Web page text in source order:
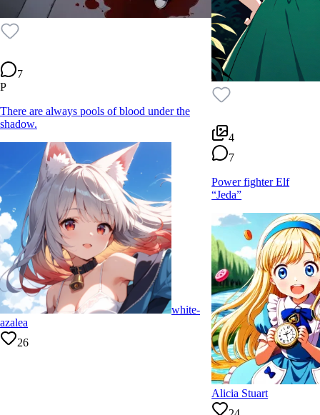
7
P
There are always pools of blood under the
shadow.
white-
azalea
26
4
7
Power fighter Elf
“Jeda”
Alicia Stuart